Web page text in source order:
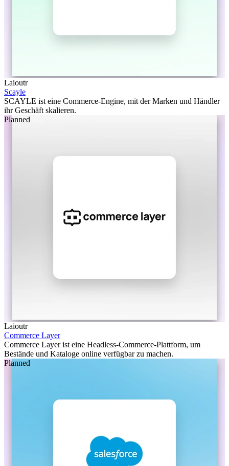
Laioutr
Scayle
SCAYLE ist eine Commerce-Engine, mit der Marken und Händler
ihr Geschäft skalieren.
Planned
Laioutr
Commerce Layer
Commerce Layer ist eine Headless-Commerce-Plattform, um
Bestände und Kataloge online verfügbar zu machen.
Planned